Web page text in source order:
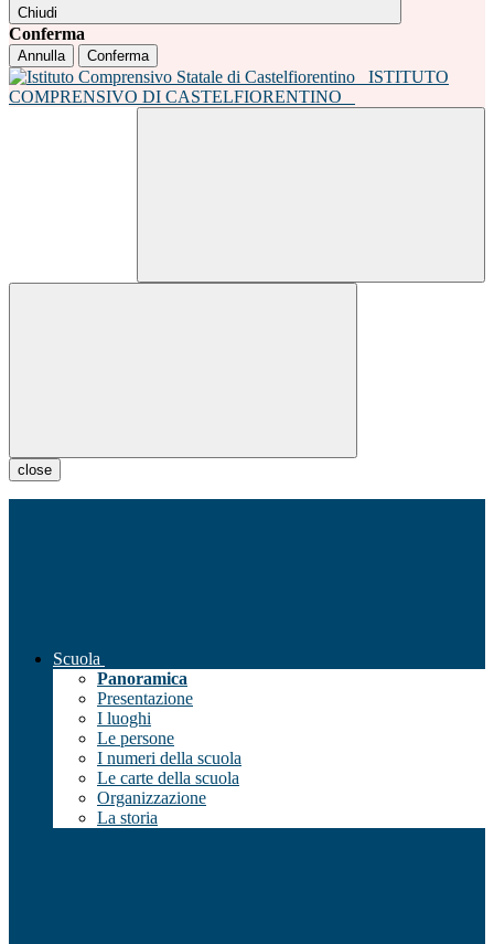
Chiudi
Conferma
Annulla Conferma
ISTITUTO
COMPRENSIVO DI CASTELFIORENTINO
close
Scuola
Panoramica
Presentazione
I luoghi
Le persone
I numeri della scuola
Le carte della scuola
Organizzazione
La storia